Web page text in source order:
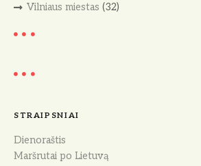
Vilniaus miestas (32)
STRAIPSNIAI
Dienoraštis
Maršrutai po Lietuvą